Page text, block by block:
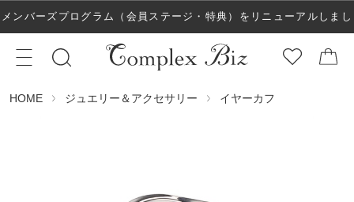
メンバーズプログラム（会員ステージ・特典）をリニューアルしまし
た！
HOME ジュエリー＆アクセサリー イヤーカフ